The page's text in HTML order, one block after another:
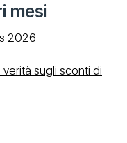
mesi
2026
verità sugli sconti di